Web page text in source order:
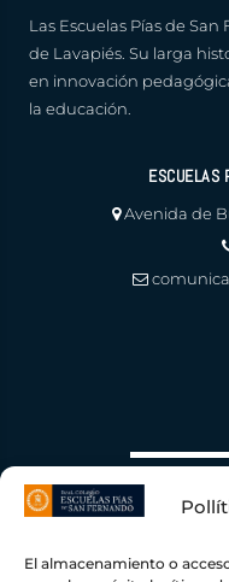
El almacenamiento o
Las Escuelas Pías de
de Lavapiés. Su larga
en innovación
la educación.
ESCUELAS
Avenida de